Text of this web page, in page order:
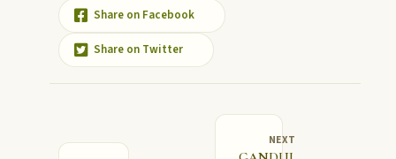
Share on Facebook
Share on Twitter
NEXT